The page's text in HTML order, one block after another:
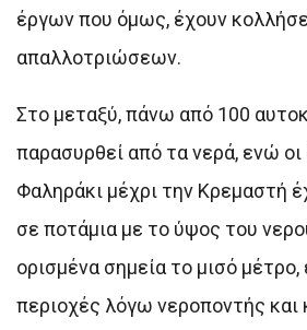
έργων που όμως, έχουν
απαλλοτριώσεων.
Στο μεταξύ, πάνω από 100
παρασυρθεί από τα νερά, ενώ οι
Φαληράκι μέχρι την Κρεμαστή
σε ποτάμια με το ύψος του
ορισμένα σημεία το μισό
περιοχές λόγω νεροποντής